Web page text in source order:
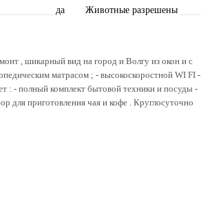
да Животные разрешены
, шикарный вид на город и Волгу из окон и с
матрасом ; - высокоскоростной WI FI -
: - полный комплект бытовой техники и посуды -
для приготовления чая и кофе . Круглосуточно